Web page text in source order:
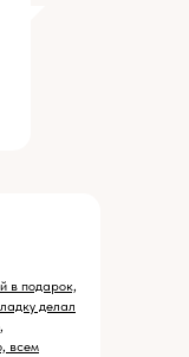
в подарок,
делал
всем